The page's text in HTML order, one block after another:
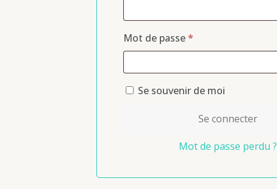
Mot de passe*
Se souvenir de moi
Se connecter
Mot de passe perdu ?